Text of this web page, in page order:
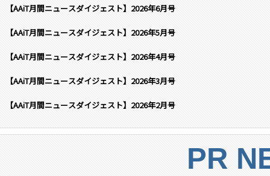
【AAiT月間ニュースダイジェスト】2026年6月号
【AAiT月間ニュースダイジェスト】2026年5月号
【AAiT月間ニュースダイジェスト】2026年4月号
【AAiT月間ニュースダイジェスト】2026年3月号
【AAiT月間ニュースダイジェスト】2026年2月号
PR